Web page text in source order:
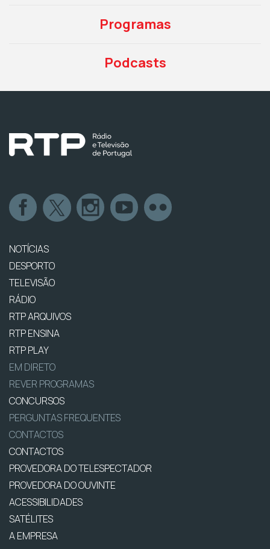
Programas
Podcasts
NOTÍCIAS
DESPORTO
TELEVISÃO
RÁDIO
RTP ARQUIVOS
RTP ENSINA
RTP PLAY
EM DIRETO
REVER PROGRAMAS
CONCURSOS
PERGUNTAS FREQUENTES
CONTACTOS
CONTACTOS
PROVEDORA DO TELESPECTADOR
PROVEDORA DO OUVINTE
ACESSIBILIDADES
SATÉLITES
A EMPRESA